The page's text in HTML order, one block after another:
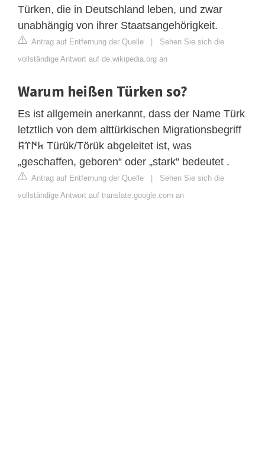
Türken, die in Deutschland leben, und zwar
unabhängig von ihrer Staatsangehörigkeit.
Antrag auf Entfernung der Quelle | Sehen Sie sich die
vollständige Antwort auf de.wikipedia.org an
Warum heißen Türken so?
Es ist allgemein anerkannt, dass der Name Türk
letztlich von dem alttürkischen Migrationsbegriff
𐱅𐰇𐰼𐰰 Türük/Törük abgeleitet ist, was
„geschaffen, geboren“ oder „stark“ bedeutet .
Antrag auf Entfernung der Quelle | Sehen Sie sich die
vollständige Antwort auf translate.google.com an